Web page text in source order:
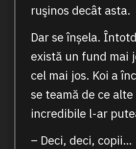
ruşinos decât asta.
Dar se înșela.
există un fund mai
cel mai jos. Koi a
se teamă de ce
incredibile l-ar
– Deci, deci, copii…